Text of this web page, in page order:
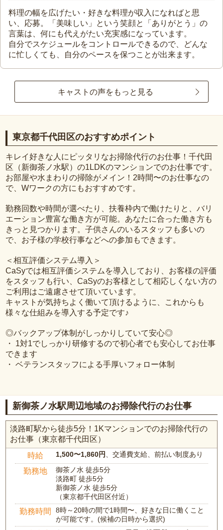
料理の幅を広げたい・好きな料理が収入になればと思
い、応募。「美味しい」という笑顔と「ありがとう」の
言葉は、何にも代えがたい充実感になっています。
自分でスケジュールをコントロールできるので、どんな
に忙しくても、自分のペースを保つことが出来ます。
キャストの声をもっと見る
東京都千代田区のおすすめポイント
キレイ好きな人にピッタリなお掃除代行のお仕事！千代田
区（新御茶ノ水駅）の1LDKのマンションでのお仕事です。
お部屋や水まわりの掃除がメイン！2時間〜のお仕事なの
で、Wワークの方にもおすすめです。
勤務回数や時間が選べたり、扶養枠内で働けたりと、バリ
エーション豊富な働き方が可能。あなたに合った働き方も
きっと見つかります。子供さんのいるスタッフも多いの
で、お子様の学校行事などへの参加もできます。
＜相互評価システム導入＞
CaSyでは相互評価システムを導入しており、お客様の評価
をスタッフも行い、CaSyのお客様として相応しくない方の
ご利用はご遠慮させて頂いています。
キャストが気持ちよく働いて頂けるように、これからも
様々な仕組みを導入する予定です♪
◎バックアップ体制がしっかりしていて安心◎
・ 1対1でしっかり研修するので初心者でも安心してお仕事
できます
・ ベテランスタッフによる手厚いフォロー体制
新御茶ノ水駅周辺地域のお掃除代行のお仕事
淡路町駅から徒歩5分！1Kマンションでのお掃除代行の
お仕事（東京都千代田区）
時給 1,500〜1,860円、交通費支給、前払い制度あり
勤務地
御茶ノ水 徒歩5分
淡路町 徒歩5分
新御茶ノ水 徒歩5分
（東京都千代田区付近）
勤務時間
8時～20時の間で1時間〜、好きな日に働くこと
が可能です。(候補の日時から選択)